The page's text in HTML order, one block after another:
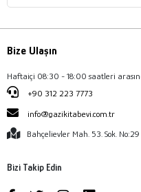
Bize Ulaşın
Haftaiçi 08:30 - 18:00 saatleri
+90 312 223 7773
info@gazikitabevi.com.tr
Bahçelievler Mah. 53. Sok.
Bizi Takip Edin